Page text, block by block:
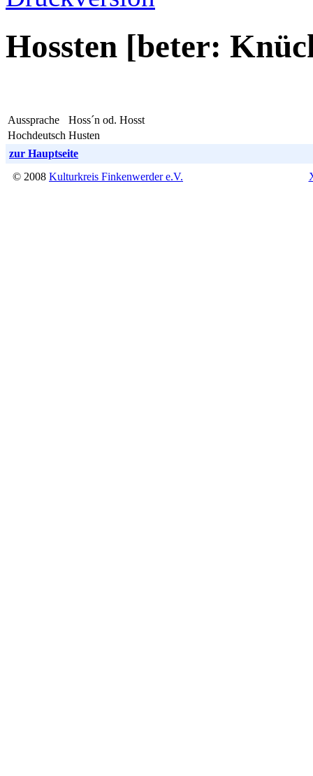
Hossten [beter:
Aussprache
Hoss´n od. Hosst
Hochdeutsch Husten
zur Hauptseite
© 2008 Kulturkreis Finkenwerder e.V.